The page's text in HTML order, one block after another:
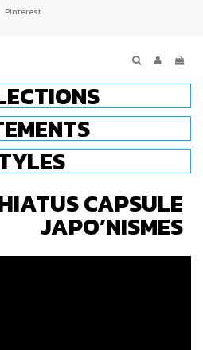
Pinterest
CAPSULE
JAPO’NISMES